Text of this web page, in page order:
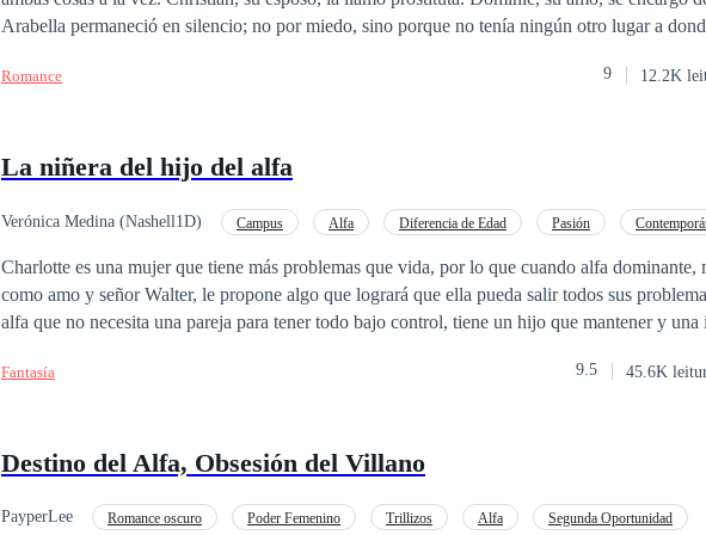
Arabella permaneció en silencio; no por miedo, sino porque no tenía ningún otro lugar a
Romance 9 12.2K
La niñera del hijo del alfa
Verónica Medina (Nashell1D) Campus Alfa Diferencia de Edad Pasión
Charlotte es una mujer que tiene más problemas que vida, por lo que cuando alfa dominante, mejor conocido
como amo y señor Walter, le propone algo que logrará que ella pueda salir todos sus problemas. Damián es un
alfa que no necesita una pareja para tener todo bajo control, tiene un hijo que mantener y una imagen pulcra
mujer entra a su oficina con más timidez que otra cosa, dejando salir toda esa inocencia que
pequeño retoño se dará a la tarea de que Charlotte se vuelva su madre.
Fantasía 9.5 45.6K
Destino del Alfa, Obsesión del Villano
PayperLee Romance oscuro Poder Femenino Trillizos Alfa
Segunda Oportunidad